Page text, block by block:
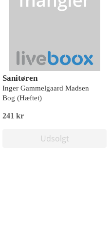
Sanitøren
Inger Gammelgaard Madsen
Bog (Hæftet)
241 kr
Udsolgt